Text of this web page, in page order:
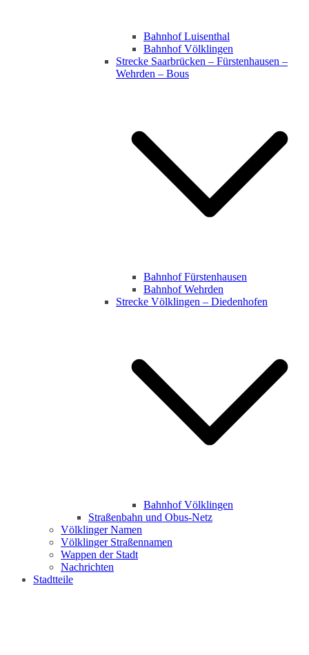
Bahnhof Luisenthal
Bahnhof Völklingen
Strecke Saarbrücken – Fürstenhausen –
Wehrden – Bous
Bahnhof Fürstenhausen
Bahnhof Wehrden
Strecke Völklingen – Diedenhofen
Bahnhof Völklingen
Straßenbahn und Obus-Netz
Völklinger Namen
Völklinger Straßennamen
Wappen der Stadt
Nachrichten
Stadtteile